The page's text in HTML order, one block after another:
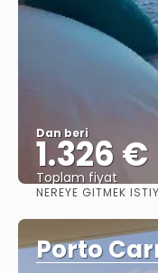
Dan beri
1.326 €
Toplam fiyat
NEREYE GITMEK
Porto